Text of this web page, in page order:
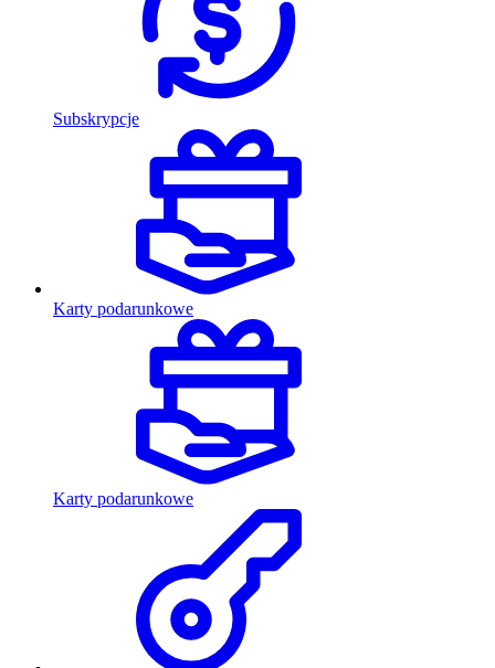
Subskrypcje
Karty podarunkowe
Karty podarunkowe